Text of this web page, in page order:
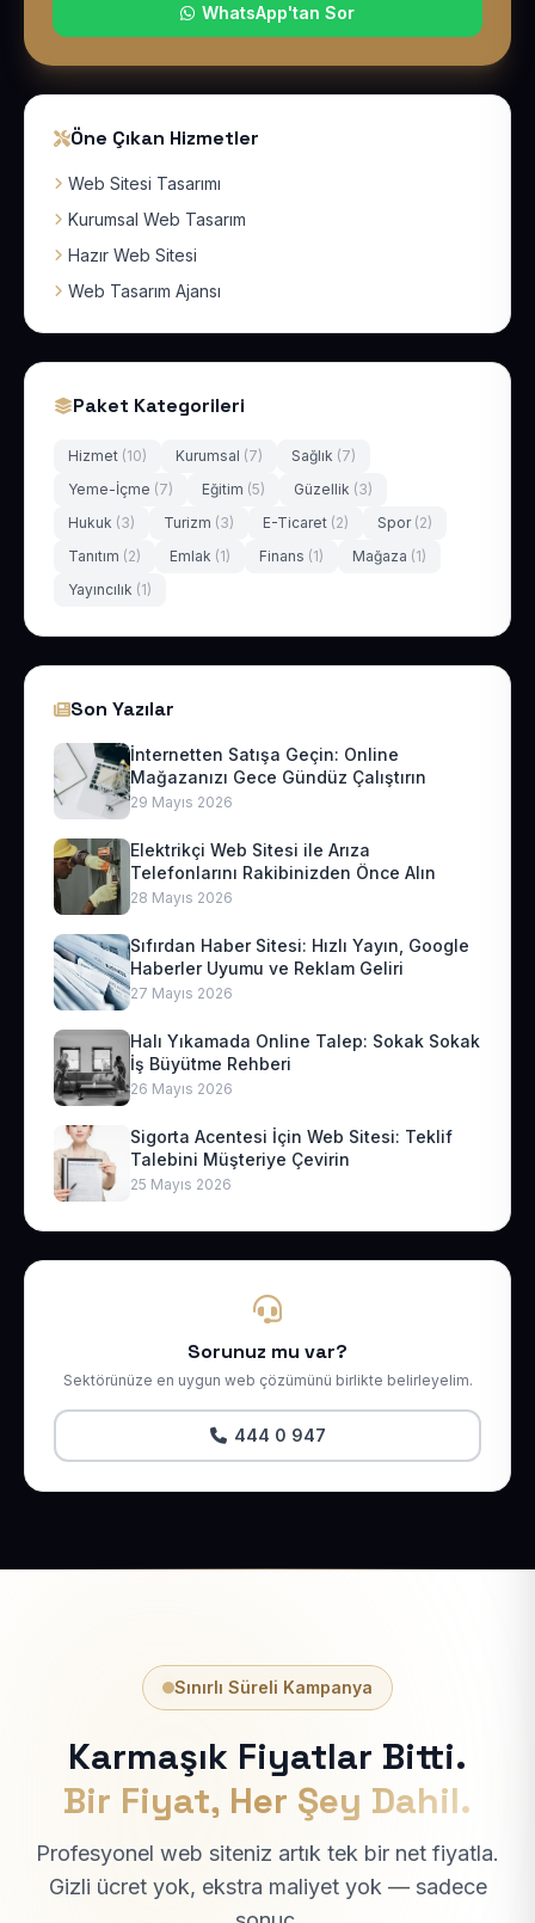
WhatsApp'tan Sor
Öne Çıkan Hizmetler
Web Sitesi Tasarımı
Kurumsal Web Tasarım
Hazır Web Sitesi
Web Tasarım Ajansı
Paket Kategorileri
Hizmet (10) Kurumsal (7) Sağlık (7)
Yeme-İçme (7) Eğitim (5) Güzellik (3)
Hukuk (3) Turizm (3) E-Ticaret (2) Spor (2)
Tanıtım (2) Emlak (1) Finans (1) Mağaza (1)
Yayıncılık (1)
Son Yazılar
İnternetten Satışa Geçin: Online
Mağazanızı Gece Gündüz Çalıştırın
29 Mayıs 2026
Elektrikçi Web Sitesi ile Arıza
Telefonlarını Rakibinizden Önce Alın
28 Mayıs 2026
Sıfırdan Haber Sitesi: Hızlı Yayın, Google
Haberler Uyumu ve Reklam Geliri
27 Mayıs 2026
Halı Yıkamada Online Talep: Sokak Sokak
İş Büyütme Rehberi
26 Mayıs 2026
Sigorta Acentesi İçin Web Sitesi: Teklif
Talebini Müşteriye Çevirin
25 Mayıs 2026
Sorunuz mu var?
Sektörünüze en uygun web çözümünü birlikte belirleyelim.
444 0 947
Sınırlı Süreli Kampanya
Karmaşık Fiyatlar Bitti.
Bir Fiyat, Her Şey Dahil.
Profesyonel web siteniz artık tek bir net fiyatla.
Gizli ücret yok, ekstra maliyet yok — sadece